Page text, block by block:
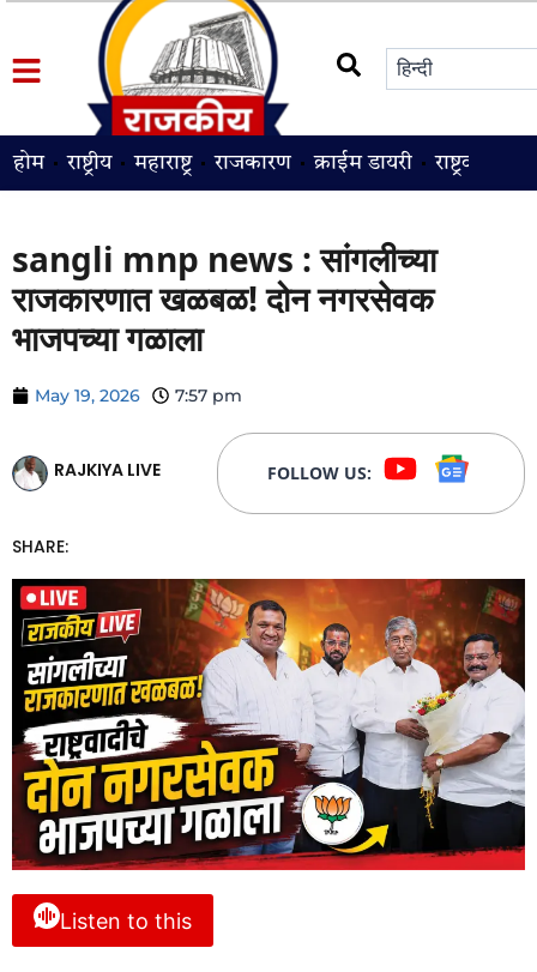
होम राष्ट्रीय महाराष्ट्र राजकारण क्राईम डायरी राष्ट्रवादी
sangli mnp news : सांगलीच्या
राजकारणात खळबळ! दोन नगरसेवक
भाजपच्या गळाला
May 19, 2026 7:57 pm
RAJKIYA LIVE FOLLOW US:
SHARE:
Listen to this